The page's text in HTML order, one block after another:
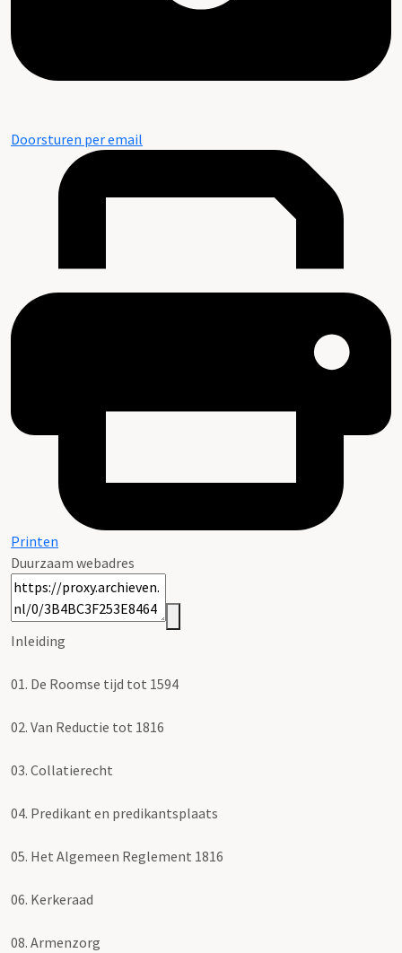
Doorsturen per email
Printen
Duurzaam webadres
Inleiding
01. De Roomse tijd tot 1594
02. Van Reductie tot 1816
03. Collatierecht
04. Predikant en predikantsplaats
05. Het Algemeen Reglement 1816
06. Kerkeraad
08. Armenzorg